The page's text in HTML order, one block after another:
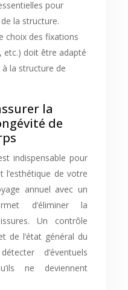
pour
la structure.
choix des fixations
etc.) doit être adapté
la structure de
la
de
indispensable pour
l’esthétique de votre
annuel avec un
d’éliminer la
Un contrôle
de l’état général du
d’éventuels
ne deviennent